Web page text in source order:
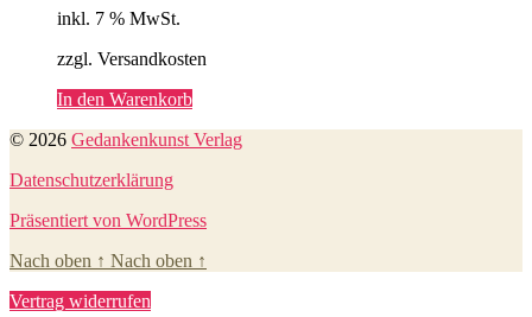
inkl. 7 % MwSt.
zzgl. Versandkosten
In den Warenkorb
© 2026 Gedankenkunst Verlag
Datenschutzerklärung
Präsentiert von WordPress
Nach oben ↑ Nach oben ↑
Vertrag widerrufen